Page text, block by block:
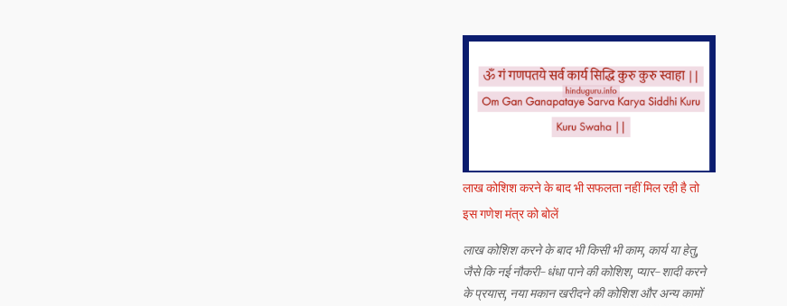
लाख कोशिश करने के बाद भी सफलता नहीं मिल रही है तो
इस गणेश मंत्र को बोलें
लाख कोशिश करने के बाद भी किसी भी काम, कार्य या हेतु,
जैसे कि नई नौकरी-धंधा पाने की कोशिश, प्यार-शादी करने
के प्रयास, नया मकान खरीदने की कोशिश और अन्य कामों